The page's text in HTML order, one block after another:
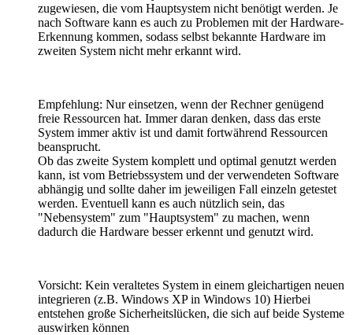
zugewiesen, die vom Hauptsystem nicht benötigt werden. Je
nach Software kann es auch zu Problemen mit der Hardware-
Erkennung kommen, sodass selbst bekannte Hardware im
zweiten System nicht mehr erkannt wird.
Empfehlung: Nur einsetzen, wenn der Rechner genügend
freie Ressourcen hat. Immer daran denken, dass das erste
System immer aktiv ist und damit fortwährend Ressourcen
beansprucht.
Ob das zweite System komplett und optimal genutzt werden
kann, ist vom Betriebssystem und der verwendeten Software
abhängig und sollte daher im jeweiligen Fall einzeln getestet
werden. Eventuell kann es auch nützlich sein, das
"Nebensystem" zum "Hauptsystem" zu machen, wenn
dadurch die Hardware besser erkennt und genutzt wird.
Vorsicht: Kein veraltetes System in einem gleichartigen neuen
integrieren (z.B. Windows XP in Windows 10) Hierbei
entstehen große Sicherheitslücken, die sich auf beide Systeme
auswirken können